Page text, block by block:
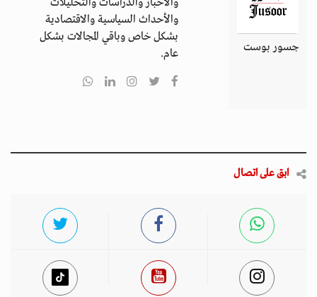
جسور بوست
والأخبار والدراسات والتحليلات
والأحداث السياسية والاقتصادية
بشكل خاص وباقي المجالات بشكل
عام.
ابق على اتصال